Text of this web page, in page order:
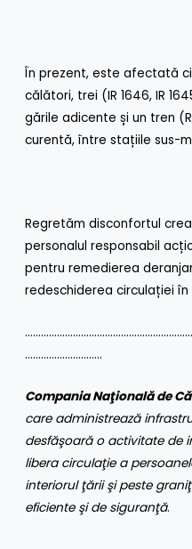
În prezent, este afectată
călători, trei (IR 1646, IR
gările adicente și un tren
curentă, între stațiile sus-
Regretăm disconfortul
personalul responsabil
pentru remedierea
redeschiderea circulației
………………………..
Compania Naţională de Căi
care administrează
desfăşoară o activitate de
libera circulaţie a
interiorul ţării şi peste
eficiente şi de siguranţă.